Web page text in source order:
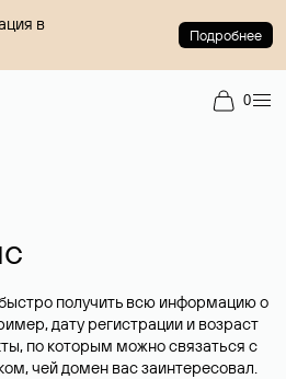
в
Подробнее
0
получить всю информацию о
дату регистрации и возраст
по которым можно связаться с
чей домен вас заинтересовал.